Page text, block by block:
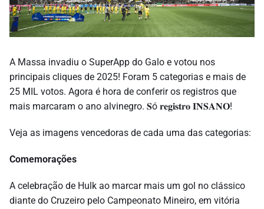
A Massa invadiu o SuperApp do Galo e votou nos
principais cliques de 2025! Foram 5 categorias e mais de
25 MIL votos. Agora é hora de conferir os registros que
mais marcaram o ano alvinegro. 𝐒ó 𝐫𝐞𝐠𝐢𝐬𝐭𝐫𝐨 𝐈𝐍𝐒𝐀𝐍𝐎!
Veja as imagens vencedoras de cada uma das categorias:
Comemorações
A celebração de Hulk ao marcar mais um gol no clássico
diante do Cruzeiro pelo Campeonato Mineiro, em vitória